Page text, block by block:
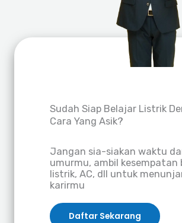
Sudah Siap Belajar Listrik
Cara Yang Asik?
Jangan sia-siakan waktu
umurmu, ambil kesempatan
listrik, AC, dll untuk
karirmu
Daftar Sekarang